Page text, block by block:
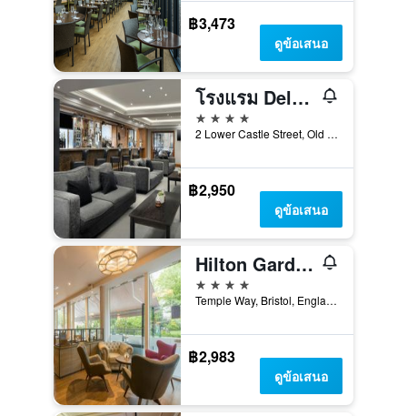
฿3,473
ดูข้อเสนอ
โรงแรม Delta โดย Marriott Bristol City Centre
4 ดาว
2 Lower Castle Street, Old Market, บริสตัล, สหราชอาณาจักร
฿2,950
ดูข้อเสนอ
Hilton Garden Inn Bristol City Centre
4 ดาว
Temple Way, Bristol, England, BS1 6BF, บริสตัล, สหราชอาณาจักร
฿2,983
ดูข้อเสนอ